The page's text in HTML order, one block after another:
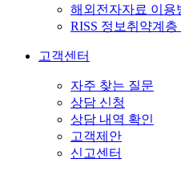
해외전자자료 이용
RISS 정보취약계
고객센터
자주 찾는 질문
상담 신청
상담 내역 확인
고객제안
신고센터